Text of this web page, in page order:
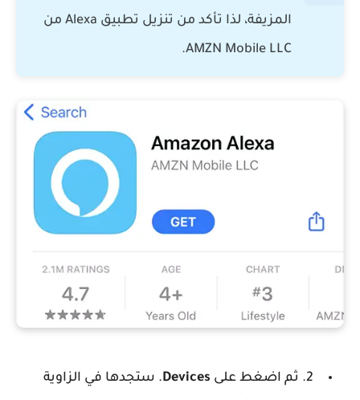
المزيفة، لذا تأكد من تنزيل تطبيق Alexa من
AMZN Mobile LLC.
2. ثم اضغط على Devices. ستجدها في الزاوية